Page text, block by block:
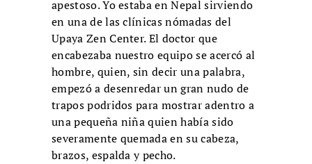
apestoso. Yo estaba en Nepal sirviendo
en una de las clínicas nómadas del
Upaya Zen Center. El doctor que
encabezaba nuestro equipo se acercó al
hombre, quien, sin decir una palabra,
empezó a desenredar un gran nudo de
trapos podridos para mostrar adentro a
una pequeña niña quien había sido
severamente quemada en su cabeza,
brazos, espalda y pecho.